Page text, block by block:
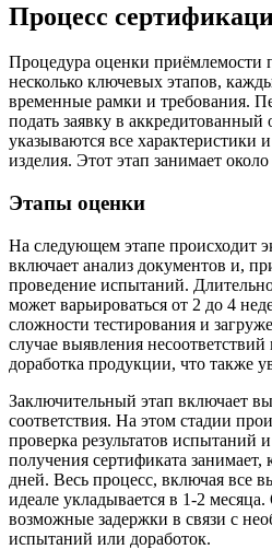
Процесс
Процедура оценки приёмлемости
несколько ключевых этапов,
временные рамки и требования.
подать заявку в аккредитованный
указываются все характеристики
изделия. Этот этап занимает
Этапы оценки
На следующем этапе происходит
включает анализ документов и,
проведение испытаний.
может варьироваться от 2 до 4
сложности тестирования и
случае выявления
доработка продукции, что также
Заключительный этап включает
соответствия. На этом стадии
проверка результатов испытаний
получения сертификата
дней. Весь процесс, включая все
идеале укладывается в 1-2
возможные задержки в связи с
испытаний или доработок.